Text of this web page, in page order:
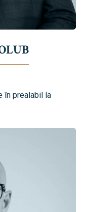
în prealabil la